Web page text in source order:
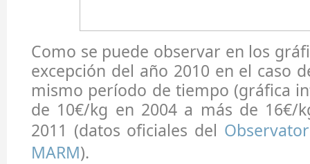
Como se puede observar en los
excepción del año 2010 en el caso
mismo período de tiempo (gráfica
de 10€/kg en 2004 a más de 16€/
2011 (datos oficiales del
MARM).